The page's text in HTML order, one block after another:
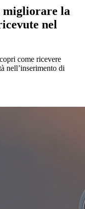
migliorare la
nel
come ricevere
nell’inserimento di